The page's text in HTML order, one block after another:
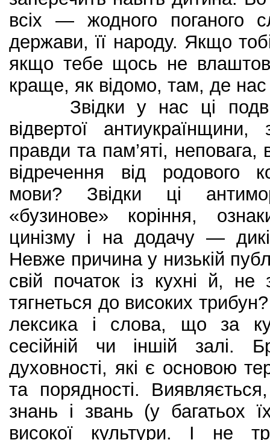
всіх — жодного поганого
держави, її народу. Якщо
якщо тебе щось не
краще, як відомо, там, де
Звідки у нас ці
відвертої антиукраїнщини,
правди та пам’яті,
відречення від родового
мови? Звідки ці
«бузинове» коріння,
цинізму і на додачу — дикі
Невже причина у низькій
свій початок із кухні й,
тягнеться до високих
лексика і слова, що за
сесійній чи іншій залі.
духовності, які є основою
та порядності.
знань і звань (у багатьох
високої культури. І не